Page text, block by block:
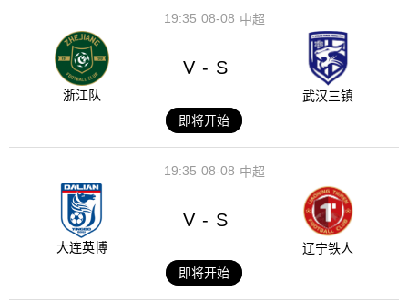
08-08
19:35 中超
浙江队
V - S
武汉三镇
即将开始
08-08
19:35 中超
大连英博
V - S
辽宁铁人
即将开始